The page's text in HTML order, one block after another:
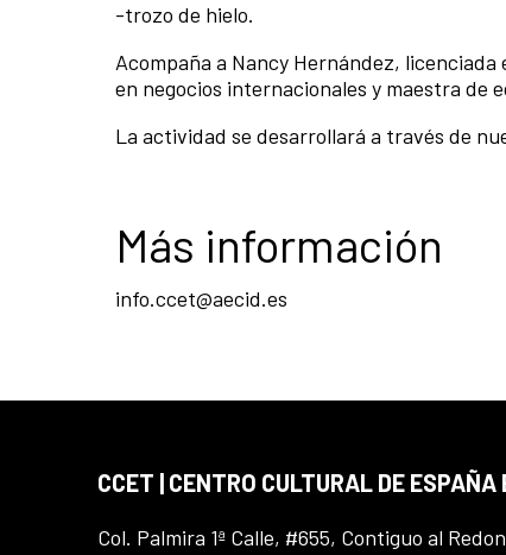
-trozo de hielo.
Acompaña a Nancy Hernández,
en negocios internacionales y maestra de
La actividad se desarrollará a través de
Más información
info.ccet@aecid.es
CCET | CENTRO CULTURAL DE ESPAÑA
Col. Palmira 1ª Calle, #655, Contiguo al